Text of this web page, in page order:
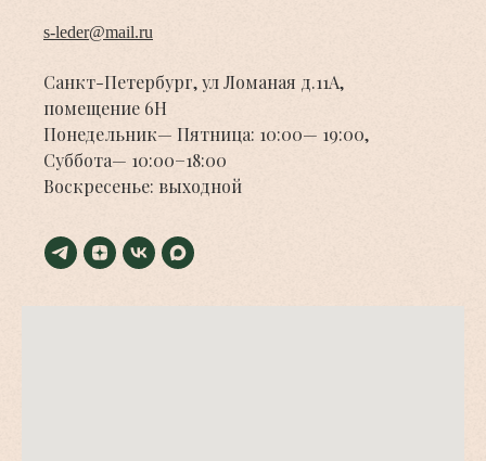
s-leder@mail.ru
Санкт-Петербург, ул Ломаная д.11А,
помещение 6Н
Понедельник— Пятница: 10:00— 19:00,
Суббота— 10:00−18:00
Воскресенье: выходной